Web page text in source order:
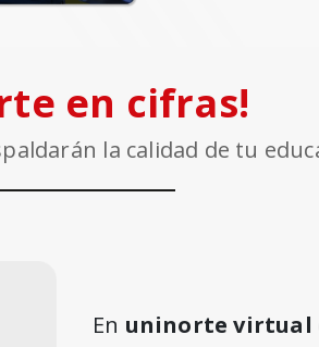
en cifras!
la calidad de tu
En uninorte virtual